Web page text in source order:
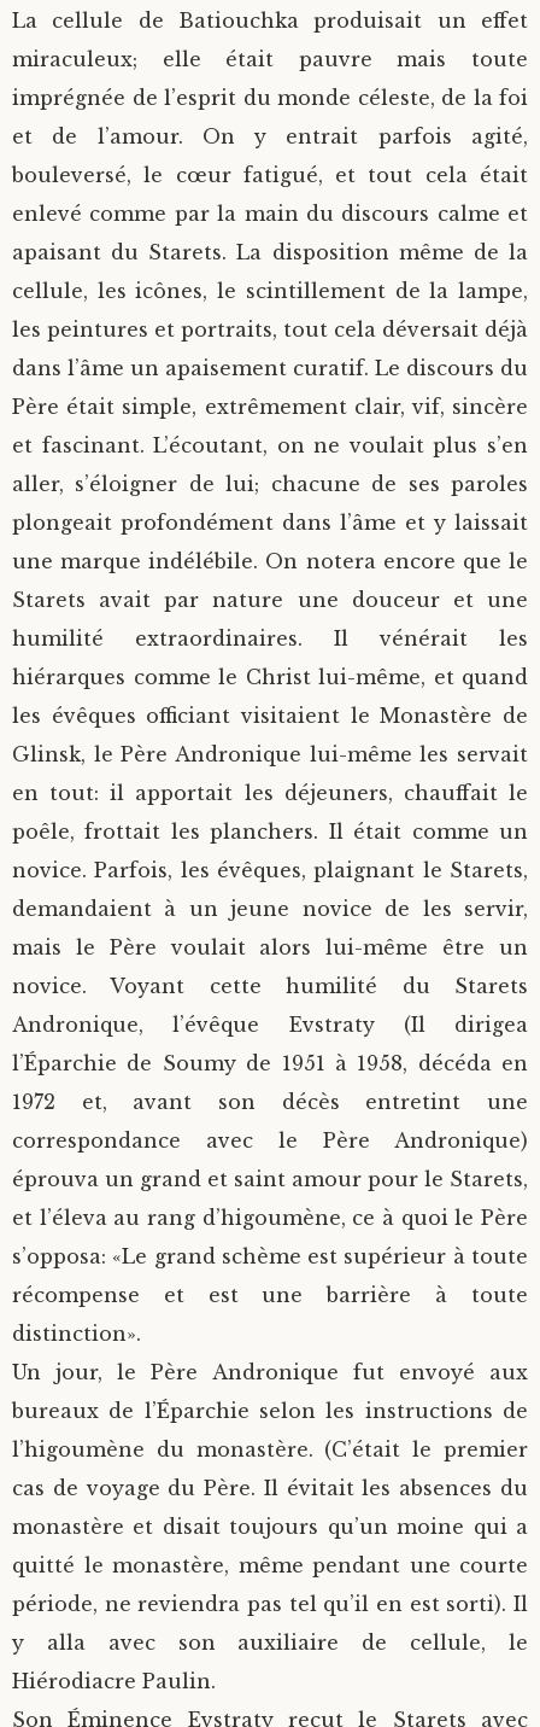
La cellule de Batiouchka produisait un effet
miraculeux; elle était pauvre mais toute
imprégnée de l’esprit du monde céleste, de la foi
et de l’amour. On y entrait parfois agité,
bouleversé, le cœur fatigué, et tout cela était
enlevé comme par la main du discours calme et
apaisant du Starets. La disposition même de la
cellule, les icônes, le scintillement de la lampe,
les peintures et portraits, tout cela déversait déjà
dans l’âme un apaisement curatif. Le discours du
Père était simple, extrêmement clair, vif, sincère
et fascinant. L’écoutant, on ne voulait plus s’en
aller, s’éloigner de lui; chacune de ses paroles
plongeait profondément dans l’âme et y laissait
une marque indélébile. On notera encore que le
Starets avait par nature une douceur et une
humilité extraordinaires. Il vénérait les
hiérarques comme le Christ lui-même, et quand
les évêques officiant visitaient le Monastère de
Glinsk, le Père Andronique lui-même les servait
en tout: il apportait les déjeuners, chauffait le
poêle, frottait les planchers. Il était comme un
novice. Parfois, les évêques, plaignant le Starets,
demandaient à un jeune novice de les servir,
mais le Père voulait alors lui-même être un
novice. Voyant cette humilité du Starets
Andronique, l’évêque Evstraty (Il dirigea
l’Éparchie de Soumy de 1951 à 1958, décéda en
1972 et, avant son décès entretint une
correspondance avec le Père Andronique)
éprouva un grand et saint amour pour le Starets,
et l’éleva au rang d’higoumène, ce à quoi le Père
s’opposa: «Le grand schème est supérieur à toute
récompense et est une barrière à toute
distinction».
Un jour, le Père Andronique fut envoyé aux
bureaux de l’Éparchie selon les instructions de
l’higoumène du monastère. (C’était le premier
cas de voyage du Père. Il évitait les absences du
monastère et disait toujours qu’un moine qui a
quitté le monastère, même pendant une courte
période, ne reviendra pas tel qu’il en est sorti). Il
y alla avec son auxiliaire de cellule, le
Hiérodiacre Paulin.
Son Éminence Evstraty reçut le Starets avec